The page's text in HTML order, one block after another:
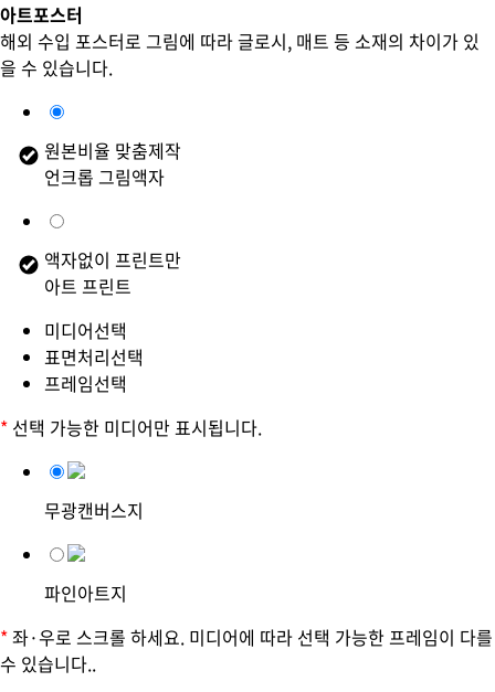
아트포스터
해외 수입 포스터로 그림에 따라 글로시, 매트 등 소재의 차이가 있
을 수 있습니다.
원본비율 맞춤제작
언크롭 그림액자
액자없이 프린트만
아트 프린트
미디어선택
표면처리선택
프레임선택
* 선택 가능한 미디어만 표시됩니다.
무광캔버스지
파인아트지
*좌·우로 스크롤 하세요. 미디어에 따라 선택 가능한 프레임이 다를
수 있습니다..